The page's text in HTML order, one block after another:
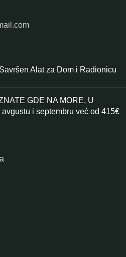
Savršen Alat za Dom i Radionicu
GDE NA MORE, U
i septembru već od 415€